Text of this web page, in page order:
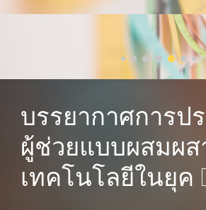
บรรยากาศการป
ผู้ช่วยแบบผสมผ
เทคโนโลยีในยุค